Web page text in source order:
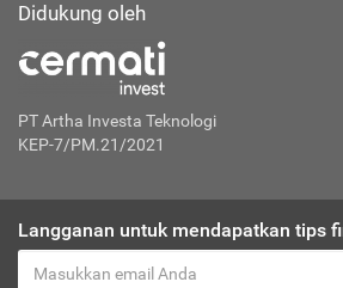
Didukung oleh
PT Artha Investa Teknologi
KEP-7/PM.21/2021
Langganan untuk mendapatkan tips